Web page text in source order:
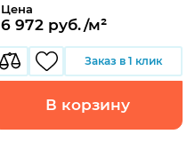
Цена
6 972 руб./м²
Заказ в 1 клик
В корзину